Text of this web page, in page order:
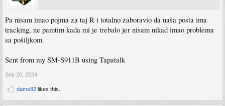
Pa nisam imao pojma za taj R i totalno zaboravio da naša posta ima
tracking, ne pamtim kada mi je trebalo jer nisam nikad imao problema
sa pošiljkom.
Sent from my SM-S911B using Tapatalk
Sep 20, 2024
dams82 likes this.